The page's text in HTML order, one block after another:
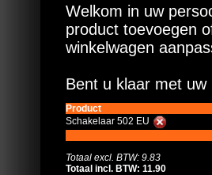
Welkom in uw
product toevoegen
winkelwagen
Bent u klaar met
Product
Schakelaar 502 EU
Totaal excl. BTW: 9.83
Totaal incl. BTW: 11.90